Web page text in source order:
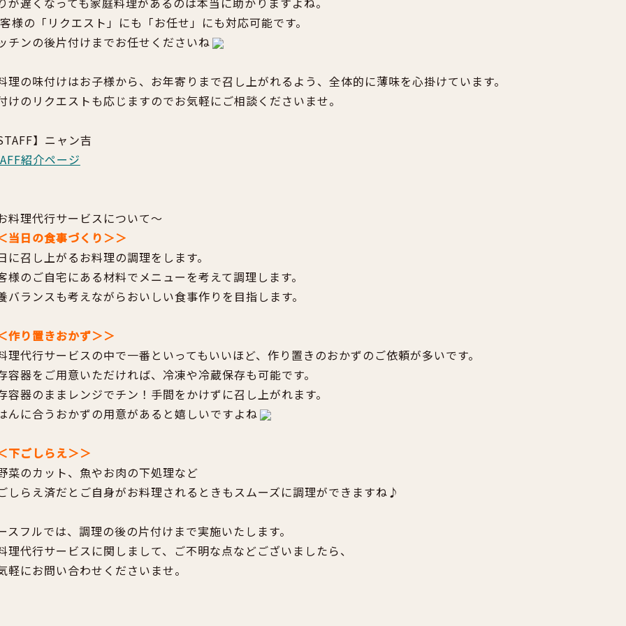
様の 「 リクエスト 」 にも 「お任せ 」 にも対応可能です。
チンの後片付けまでお任せくださいね
理の味付けはお子様から、お年寄りまで召し上がれるよう、全体的に薄味を心掛けています。
けのリクエストも応じますのでお気軽にご相談くださいませ。
】ニャン吉
紹介ページ
料理代行サービスについて～
当日の食事づくり＞＞
に召し上がるお料理の調理をします。
様のご自宅にある材料でメニューを考えて調理します。
バランスも考えながらおいしい食事作りを目指します。
作り置きおかず＞＞
理代行サービスの中で一番といってもいいほど、作り置きのおかずのご依頼が多いです。
容器をご用意いただければ、冷凍や冷蔵保存も可能です。
容器のままレンジでチン！手間をかけずに召し上がれます。
んに合うおかずの用意があると嬉しいですよね
下ごしらえ＞＞
菜のカット、魚やお肉の下処理など
しらえ済だとご自身がお料理されるときもスムーズに調理ができますね♪
スフルでは、調理の後の片付けまで実施いたします。
理代行サービスに関しまして、ご不明な点などございましたら、
軽にお問い合わせくださいませ。